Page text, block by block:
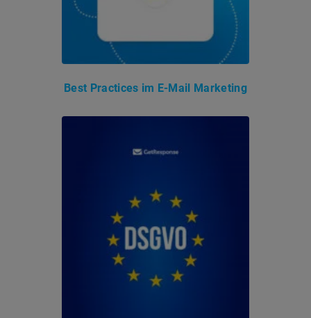
Best Practices im E-Mail Marketing